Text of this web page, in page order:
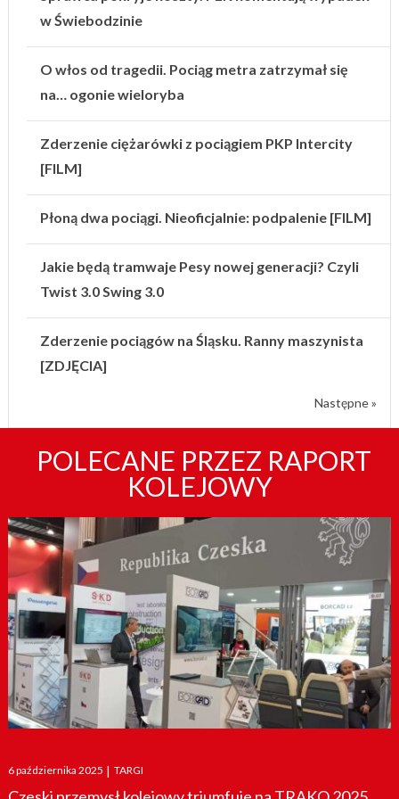
w Świebodzinie
O włos od tragedii. Pociąg metra zatrzymał się
na… ogonie wieloryba
Zderzenie ciężarówki z pociągiem PKP Intercity
[FILM]
Płoną dwa pociągi. Nieoficjalnie: podpalenie [FILM]
Jakie będą tramwaje Pesy nowej generacji? Czyli
Twist 3.0 Swing 3.0
Zderzenie pociągów na Śląsku. Ranny maszynista
[ZDJĘCIA]
Następne »
POLECANE PRZEZ RAPORT
KOLEJOWY
Posted
on
6 października 2025 | TARGI